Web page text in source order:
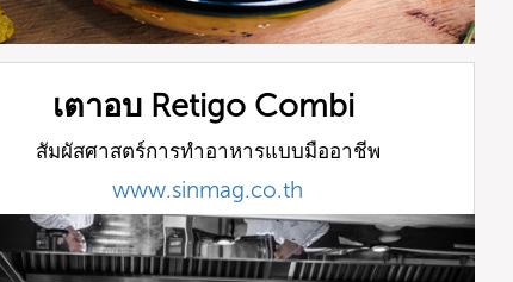
เตาอบ Retigo Combi
สัมผัสศาสตร์การทำอาหารแบบมืออาชีพ
www.sinmag.co.th